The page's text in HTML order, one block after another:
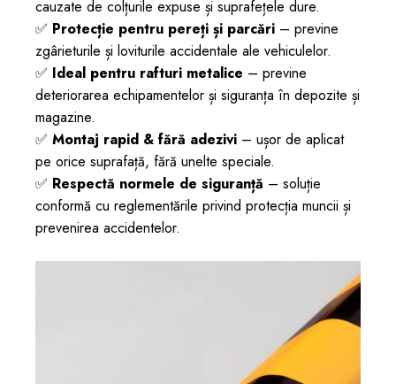
cauzate de colțurile expuse și suprafețele dure.
✅ Protecție pentru pereți și parcări – previne
zgârieturile și loviturile accidentale ale vehiculelor.
✅ Ideal pentru rafturi metalice – previne
deteriorarea echipamentelor și siguranța în depozite și
magazine.
✅ Montaj rapid & fără adezivi – ușor de aplicat
pe orice suprafață, fără unelte speciale.
✅ Respectă normele de siguranță – soluție
conformă cu reglementările privind protecția muncii și
prevenirea accidentelor.